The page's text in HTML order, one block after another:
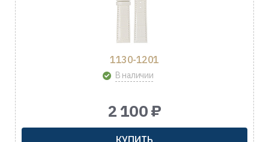
1130-1201
В наличии
2 100 ₽
КУПИТЬ